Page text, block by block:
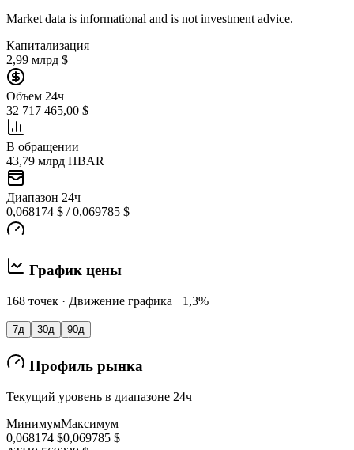
Market data is informational and is not investment advice.
Капитализация
2,99 млрд $
Объем 24ч
32 717 465,00 $
В обращении
43,79 млрд HBAR
Диапазон 24ч
0,068174 $ / 0,069785 $
График цены
168 точек · Движение графика +1,3%
7д 30д 90д
Профиль рынка
Текущий уровень в диапазоне 24ч
МинимумМаксимум
0,068174 $0,069785 $